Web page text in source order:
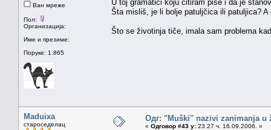
Ван мреже
Пол:
Организација:
Име и презиме:
Поруке: 1.865
U toj gramatici koju citiram piše i da je
Šta misliš, je li bolje patuljčica ili patuljica?
Što se životinja tiče, imala sam problema
Maduixa
староседелац
Одг: "Muški" nazivi zanimanja u
« Одговор #43 у: 23.27 ч. 16.09.2006. »